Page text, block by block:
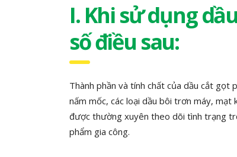
I. Khi sử dụng
số điều sau:
Thành phần và tính chất của dầu cắt gọt
nấm mốc, các loại dầu bôi trơn máy,
được thường xuyên theo dõi tình trạng
phẩm gia công.